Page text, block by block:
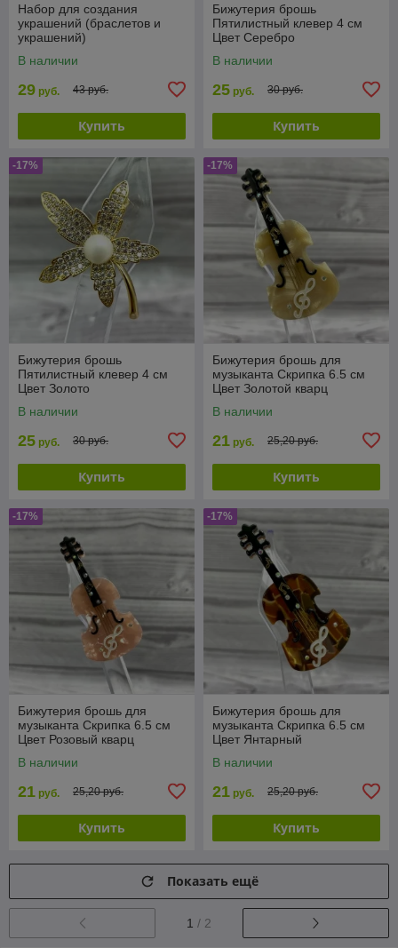
Набор для создания
украшений (браслетов и
украшений)
В наличии
29 руб. 43 руб.
Купить
Бижутерия брошь
Пятилистный клевер 4 см
Цвет Серебро
В наличии
25 руб. 30 руб.
Купить
-17%
Бижутерия брошь
Пятилистный клевер 4 см
Цвет Золото
В наличии
25 руб. 30 руб.
Купить
-17%
Бижутерия брошь для
музыканта Скрипка 6.5 см
Цвет Золотой кварц
В наличии
21 руб. 25,20 руб.
Купить
-17%
Бижутерия брошь для
музыканта Скрипка 6.5 см
Цвет Розовый кварц
В наличии
21 руб. 25,20 руб.
Купить
-17%
Бижутерия брошь для
музыканта Скрипка 6.5 см
Цвет Янтарный
В наличии
21 руб. 25,20 руб.
Купить
Показать ещё
1 / 2